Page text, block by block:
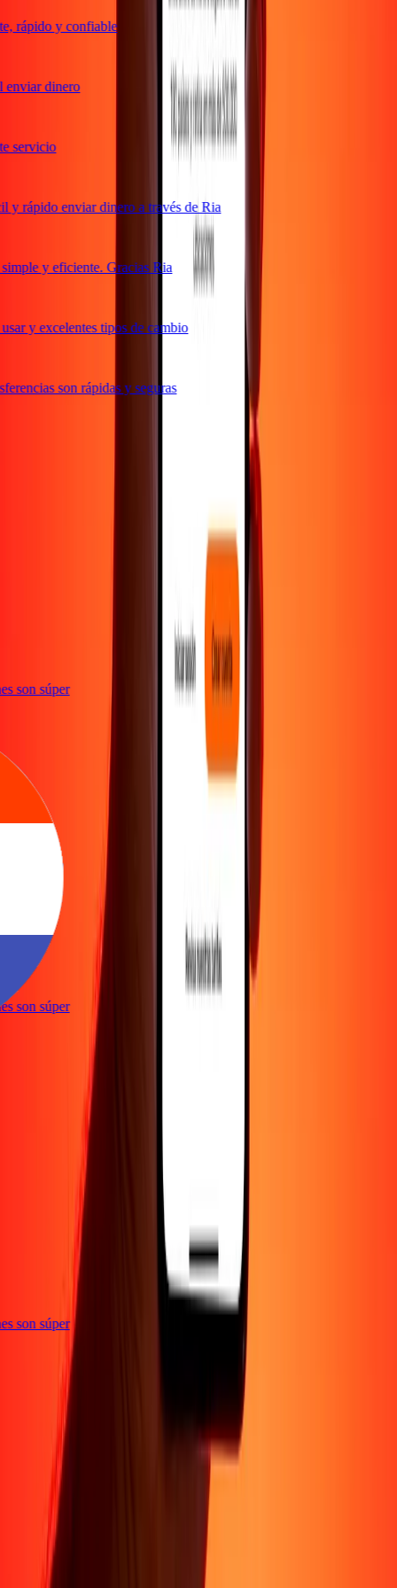
rápido y confiable
dinero
rápido enviar dinero a través de Ria
y eficiente. Gracias Ria
y excelentes tipos de cambio
son rápidas y seguras
son súper
son súper
son súper
Acerca de
Conviértete en agenteConviértete en socio
Conviértete en socio estratégico
Carreras Promociones
Transferencia internacional de dinero
Soporte
Política de privacidad
Aviso de cookies
condiciones
Presentar una